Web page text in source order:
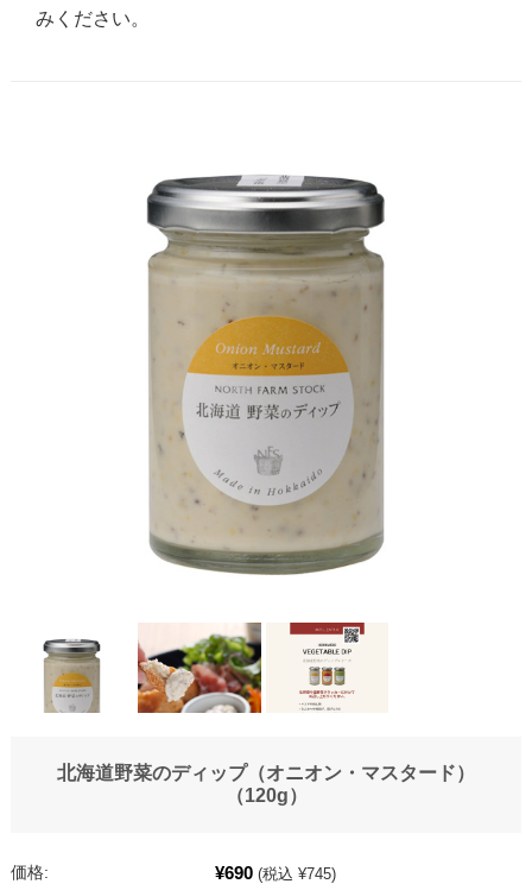
みください。
北海道野菜のディップ（オニオン・マスタード）
（120g）
価格: ¥690 (税込 ¥745)